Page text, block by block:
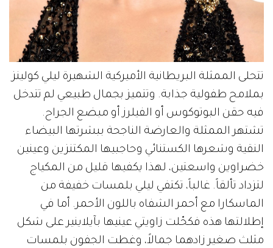
تتحلى الممثلة البريطانية الأميركية الشهيرة ليلي كولينز
بملامح طفولية جذابة. وتتميز بجمال طبيعي لم تتدخل
فيه حقن البوتوكوس أو الفيلرز أو مبضع الجراح.
تشتهر الممثلة والعارضة الناجحة ببشرتها البيضاء
النقية وشعرها الكستنائي وحاجبيها المكتنزين وعينين
خضراوين واسعتين، لهذا يكفيها قليل من المكياج
لتزداد تألقاً. غالباً، تكتفي ليلي بلمسات خفيفة من
الماسكارا مع أحمر الشفاه باللون الأحمر. أما في
إطلالتها هذه فكحّلت زاويتي عينيها بآيلاينير على شكل
مثلث صغير زادهما جمالاً، وغطت الجفون بلمسات